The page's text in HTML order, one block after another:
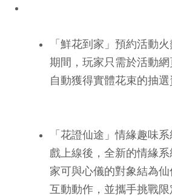
「鮮花到家」預約活動
期間，玩家只需於活動
自動獲得實體花束的抽選
「花證仙途」情緣趣味
戲上線後，全新的情緣
家可與心儀的對象結為
互動動作，並攜手挑戰